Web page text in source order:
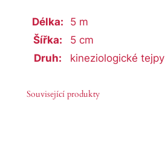
Délka:
5 m
Šířka:
5 cm
Druh:
kineziologické tejpy
Související produkty